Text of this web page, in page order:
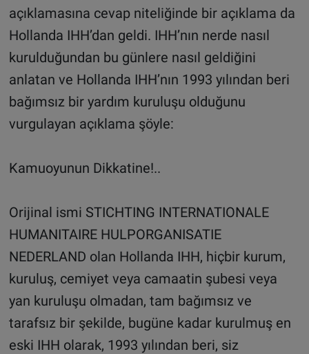
açıklamasına cevap niteliğinde bir açıklama da
Hollanda IHH’dan geldi. IHH’nın nerde nasıl
kurulduğundan bu günlere nasıl geldiğini
anlatan ve Hollanda IHH’nın 1993 yılından beri
bağımsız bir yardım kuruluşu olduğunu
vurgulayan açıklama şöyle:
Kamuoyunun Dikkatine!..
Orijinal ismi STICHTING INTERNATIONALE
HUMANITAIRE HULPORGANISATIE
NEDERLAND olan Hollanda IHH, hiçbir kurum,
kuruluş, cemiyet veya camaatin şubesi veya
yan kuruluşu olmadan, tam bağımsız ve
tarafsız bir şekilde, bugüne kadar kurulmuş en
eski IHH olarak, 1993 yılından beri, siz